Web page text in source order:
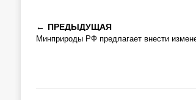
ПРЕДЫДУЩАЯ
Минприроды РФ предлагает внести